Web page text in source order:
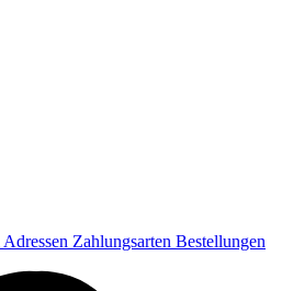
Adressen Zahlungsarten Bestellungen